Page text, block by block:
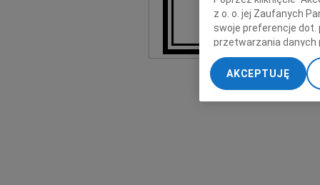
z o. o. jej Zaufanych
swoje preferencje dot.
przetwarzania danych
„Ustawienia
My, nasi Zaufani
dokładnych danych
Przechowywanie
AKCEPTUJĘ